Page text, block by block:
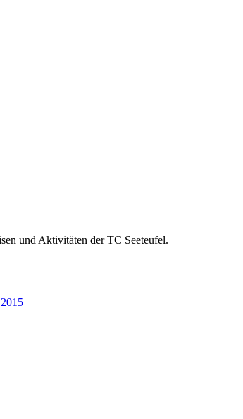
und Aktivitäten der TC Seeteufel.